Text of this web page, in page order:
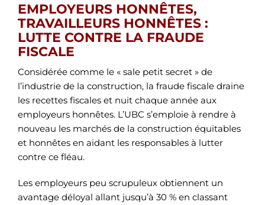
EMPLOYEURS HONNÊTES,
TRAVAILLEURS HONNÊTES :
LUTTE CONTRE LA FRAUDE
FISCALE
Considérée comme le « sale petit secret » de
l’industrie de la construction, la fraude fiscale draine
les recettes fiscales et nuit chaque année aux
employeurs honnêtes. L’UBC s’emploie à rendre à
nouveau les marchés de la construction équitables
et honnêtes en aidant les responsables à lutter
contre ce fléau.
Les employeurs peu scrupuleux obtiennent un
avantage déloyal allant jusqu’à 30 % en classant